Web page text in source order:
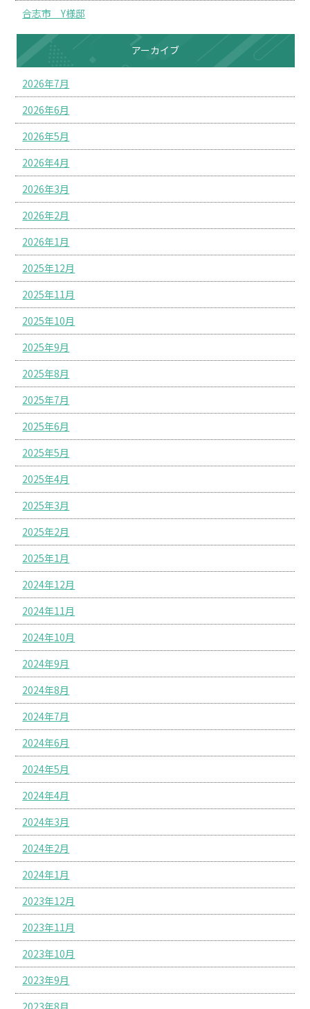
合志市 Y様邸
アーカイブ
2026年7月
2026年6月
2026年5月
2026年4月
2026年3月
2026年2月
2026年1月
2025年12月
2025年11月
2025年10月
2025年9月
2025年8月
2025年7月
2025年6月
2025年5月
2025年4月
2025年3月
2025年2月
2025年1月
2024年12月
2024年11月
2024年10月
2024年9月
2024年8月
2024年7月
2024年6月
2024年5月
2024年4月
2024年3月
2024年2月
2024年1月
2023年12月
2023年11月
2023年10月
2023年9月